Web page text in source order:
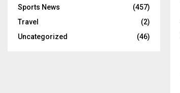
Sports News
(457)
Travel
(2)
Uncategorized
(46)